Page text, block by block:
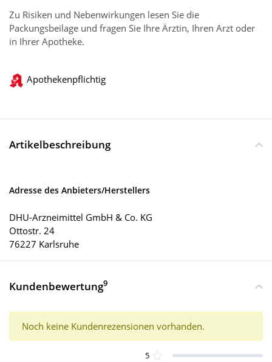
Zu Risiken und Nebenwirkungen lesen Sie die
Packungsbeilage und fragen Sie Ihre Ärztin, Ihren Arzt oder
in Ihrer Apotheke.
Apothekenpflichtig
Artikelbeschreibung
Adresse des Anbieters/Herstellers
DHU-Arzneimittel GmbH & Co. KG
Ottostr. 24
76227 Karlsruhe
Kundenbewertung9
Noch keine Kundenrezensionen vorhanden.
5